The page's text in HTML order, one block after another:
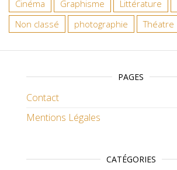
Cinéma Graphisme Littérature
Non classé
photographie Théatre
PAGES
Contact
Mentions Légales
CATÉGORIES